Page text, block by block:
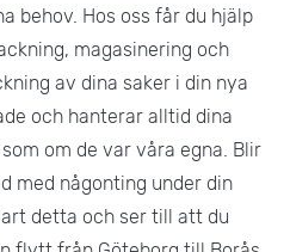
behov. Hos oss får du hjälp
magasinering och
av dina saker i din nya
och hanterar alltid dina
om de var våra egna. Blir
med någonting under din
detta och ser till att du